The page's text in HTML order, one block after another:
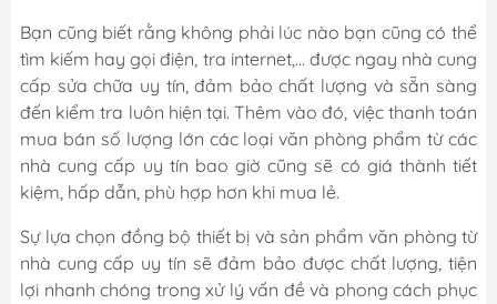
Bạn cũng biết rằng không phải lúc nào bạn cũng có thể
tìm kiếm hay gọi điện, tra internet,... được ngay nhà cung
cấp sửa chữa uy tín, đảm bảo chất lượng và sẵn sàng
đến kiểm tra luôn hiện tại. Thêm vào đó, việc thanh toán
mua bán số lượng lớn các loại văn phòng phẩm từ các
nhà cung cấp uy tín bao giờ cũng sẽ có giá thành tiết
kiệm, hấp dẫn, phù hợp hơn khi mua lẻ.
Sự lựa chọn đồng bộ thiết bị và sản phẩm văn phòng từ
nhà cung cấp uy tín sẽ đảm bảo được chất lượng, tiện
lợi nhanh chóng trong xử lý vấn đề và phong cách phục